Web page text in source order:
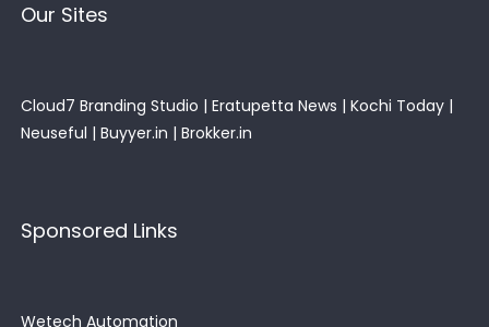
Our Sites
Cloud7 Branding Studio | Eratupetta News | Kochi Today |
Neuseful | Buyyer.in | Brokker.in
Sponsored Links
Wetech Automation